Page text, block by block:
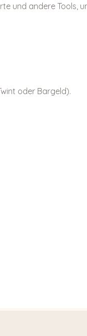
und andere Tools,
oder Bargeld).